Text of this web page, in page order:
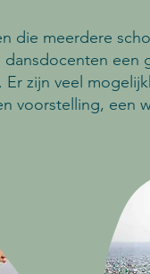
die meerdere
zijn veel
voorstelling, een